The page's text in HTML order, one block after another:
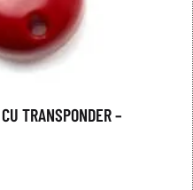
TRANSPONDER –